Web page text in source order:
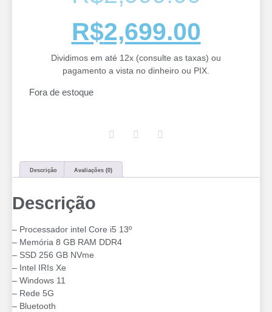
R$2,699.00
Dividimos em até 12x (consulte as taxas) ou
pagamento a vista no dinheiro ou PIX.
Fora de estoque
Descrição Avaliações (0)
Descrição
– Processador intel Core i5 13º
– Memória 8 GB RAM DDR4
– SSD 256 GB NVme
– ⁠Intel IRIs Xe
– Windows 11
– Rede 5G
– Bluetooth